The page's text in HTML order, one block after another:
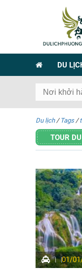
DU
Du lịch / Tags /
TOUR
01/